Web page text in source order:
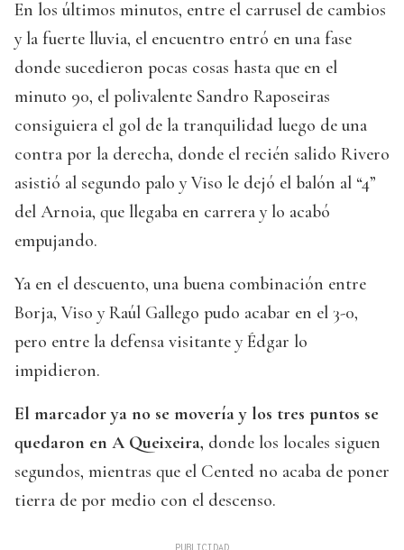
En los últimos minutos, entre el carrusel de cambios
y la fuerte lluvia, el encuentro entró en una fase
donde sucedieron pocas cosas hasta que en el
minuto 90, el polivalente Sandro Raposeiras
consiguiera el gol de la tranquilidad luego de una
contra por la derecha, donde el recién salido Rivero
asistió al segundo palo y Viso le dejó el balón al “4”
del Arnoia, que llegaba en carrera y lo acabó
empujando.
Ya en el descuento, una buena combinación entre
Borja, Viso y Raúl Gallego pudo acabar en el 3-0,
pero entre la defensa visitante y Édgar lo
impidieron.
El marcador ya no se movería y los tres puntos se
quedaron en A Queixeira, donde los locales siguen
segundos, mientras que el Cented no acaba de poner
tierra de por medio con el descenso.